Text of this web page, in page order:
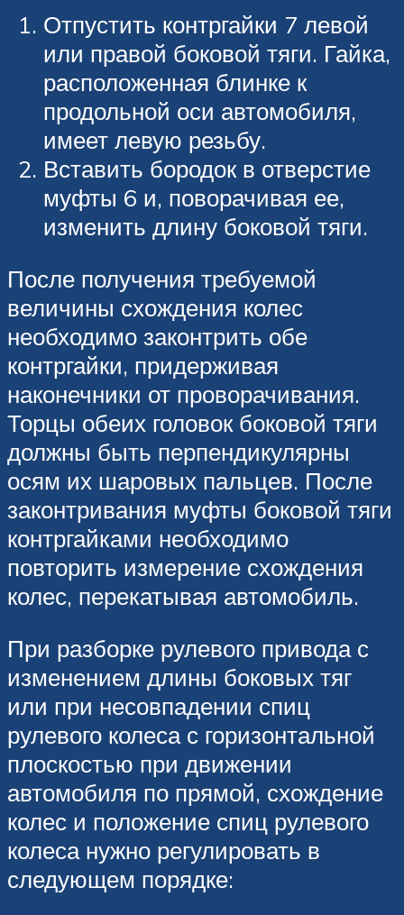
Отпустить контргайки 7 левой
или правой боковой тяги. Гайка,
расположенная блинке к
продольной оси автомобиля,
имеет левую резьбу.
Вставить бородок в отверстие
муфты 6 и, поворачивая ее,
изменить длину боковой тяги.
После получения требуемой
величины схождения колес
необходимо законтрить обе
контргайки, придерживая
наконечники от проворачивания.
Торцы обеих головок боковой тяги
должны быть перпендикулярны
осям их шаровых пальцев. После
законтривания муфты боковой тяги
контргайками необходимо
повторить измерение схождения
колес, перекатывая автомобиль.
При разборке рулевого привода с
изменением длины боковых тяг
или при несовпадении спиц
рулевого колеса с горизонтальной
плоскостью при движении
автомобиля по прямой, схождение
колес и положение спиц рулевого
колеса нужно регулировать в
следующем порядке: